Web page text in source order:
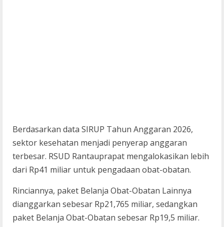
Berdasarkan data SIRUP Tahun Anggaran 2026,
sektor kesehatan menjadi penyerap anggaran
terbesar. RSUD Rantauprapat mengalokasikan lebih
dari Rp41 miliar untuk pengadaan obat-obatan.
Rinciannya, paket Belanja Obat-Obatan Lainnya
dianggarkan sebesar Rp21,765 miliar, sedangkan
paket Belanja Obat-Obatan sebesar Rp19,5 miliar.